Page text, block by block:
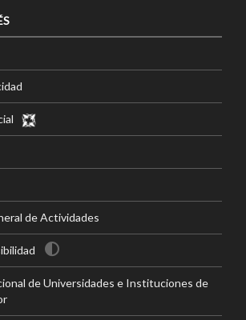
de Actividades
de Universidades e Instituciones de